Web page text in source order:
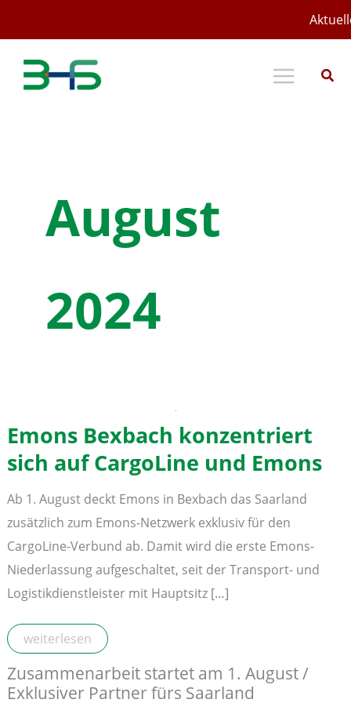
springen
August
2024
Emons Bexbach konzentriert
sich auf CargoLine und Emons
Ab 1. August deckt Emons in Bexbach das Saarland
zusätzlich zum Emons-Netzwerk exklusiv für den
CargoLine-Verbund ab. Damit wird die erste Emons-
Niederlassung aufgeschaltet, seit der Transport- und
Logistikdienstleister mit Hauptsitz […]
Emons
Bexbach
sich
auf
weiterlesen
Zusammenarbeit startet am 1. August /
Exklusiver Partner fürs Saarland